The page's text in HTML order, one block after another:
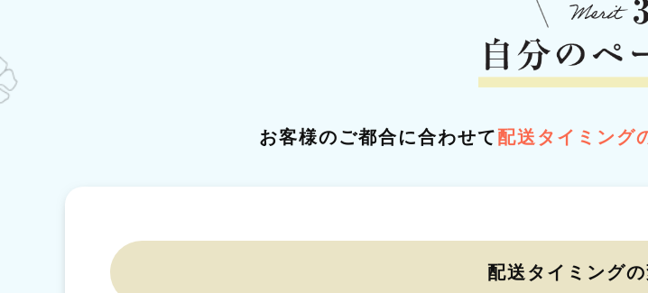
お客様のご都合に合わせて配送タイミング
配送タイミング